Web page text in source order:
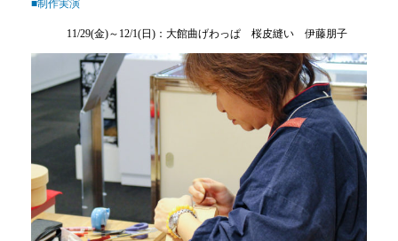
■制作実演
11/29(金)～12/1(日)：大館曲げわっぱ 桜皮縫い 伊藤朋子